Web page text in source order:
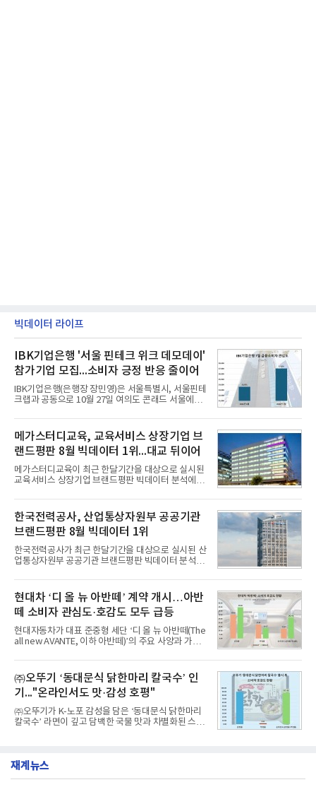
빅데이터 라이프
IBK기업은행 '서울 핀테크 위크 데모데이'
참가기업 모집...소비자 긍정 반응 줄이어
IBK기업은행(은행장 장민영)은 서울특별시, 서울핀테
크랩과 공동으로 10월 27일 여의도 콘래드 서울에서
IBK기업은행’에 참가할 기업을 모집한다고 10일 밝혔
다.이번 데모데이는 ‘AX 기반 디지털금융의 전환’을
주제로 개최되는 ‘서울 핀테크 위크 2026’의 공식 프
로그램으로, 우수한 AX 기반 핀테크 기업을 발굴하고
투자유치와 사업 협력 기회를 지원하기 위해 마련됐
다.참여 대상은 창업 7년 이내의 서울 소재 핀테크 스
타트업과 중소기업 창업 지원법에 따른 신사업 분야
다.심사를
메가스터디교육, 교육서비스 상장기업 브
랜드평판 8월 빅데이터 1위...대교 뒤이어
메가스터디교육이 최근 한달기간을 대상으로 실시된
교육서비스 상장기업 브랜드평판 빅데이터 분석에서
일 한국기업평판연구소(소장 구창환)는 국내 교육서
비스 상장기업 브랜드를 대상으로 지난 7월 7일부터
8월 7일까지 수집된 소비자 빅데이터 10,074,233건
을 분석한 결과, 메가스터디교육이 브랜드평판지수
1,710,926을 기록하며 8월 1위에 올랐다고 밝혔다.
분석에 활용된 빅데이터는 지난 7월(9,491,206건) 대
비 6.14% 증가한 수치로, 교육서비스 상장기업 브랜
디교육, 대교, 디지
한국전력공사, 산업통상자원부 공공기관
브랜드평판 8월 빅데이터 1위
한국전력공사가 최근 한달기간을 대상으로 실시된 산
업통상자원부 공공기관 브랜드평판 빅데이터 분석에
이 순으로 뒤를 이었다.7일 한국기업평판연구소(소장
구창환)는 산업통상자원부 공공기관 41개 브랜드를
대상으로 지난 7월 7일부터 8월 7일까지 수집된 소비
자 빅데이터 91,102,549건을 분석한 결과, 한국전력
공사가 브랜드평판지수 10,670,633을 기록하며 8월
1위에 올랐다고 밝혔다. 분석에 활용된 빅데이터는 지
난 7월(88,893,823건) 대비 2.48% 증가한 수치다.연
수력원자력, 한국석
현대차 ‘디 올 뉴 아반떼’ 계약 개시…아반
떼 소비자 관심도·호감도 모두 급등
현대자동차가 대표 준중형 세단 ‘디 올 뉴 아반떼(The
all new AVANTE, 이하 아반떼)’의 주요 사양과 가격
떼는 6년 만에 선보이는 8세대 완전변경 모델로, ▲정
교한 선과 면을 중심으로 완성한 파격적인 디자인 ▲
과거 중형 세단 수준으로 확대된 차체 제원 ▲글로벌
최고 수준의 안전성 ▲성능과 효율을 동시에 높인 주
행 완성도 ▲첨단 편의 및 디지털 사양 적용 등을 통해
글로벌 준중형 세단의 새로운 기준을 세웠다.아반떼
는 가솔린 2.0과 1.6 하이브리드 두 가지 파워트레인
넘
㈜오뚜기 ‘동대문식 닭한마리 칼국수’ 인
기..."온라인서도 맛·감성 호평"
㈜오뚜기가 K-노포 감성을 담은 ‘동대문식 닭한마리
칼국수’ 라면이 깊고 담백한 국물 맛과 차별화된 스토
단 18일 만에 누적 판매량 50만 개를 돌파하는 성과를
재계뉴스